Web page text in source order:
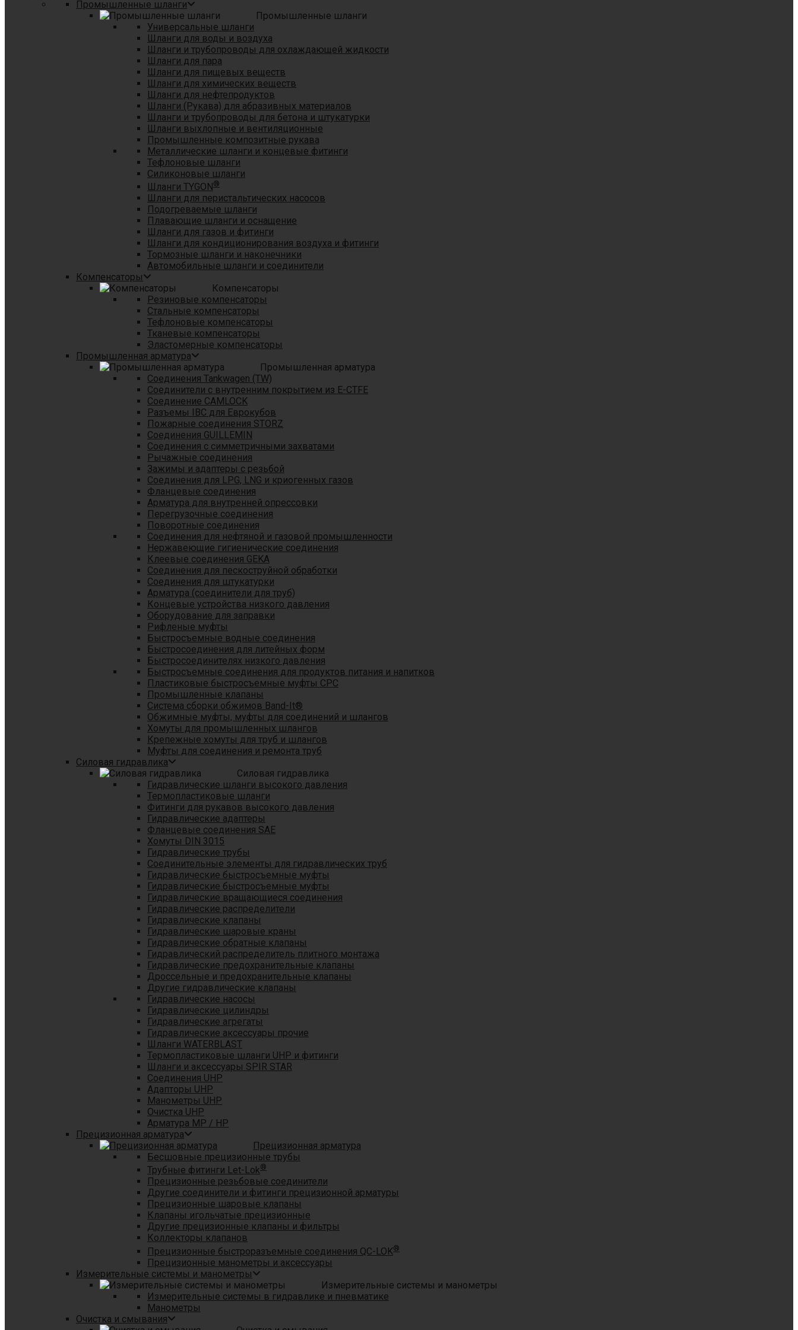
Промышленные шланги
Промышленные шланги
Универсальные шланги
Шланги для воды и воздуха
Шланги и трубопроводы для охлаждающей жидкости
Шланги для пара
Шланги для пищевых веществ
Шланги для химических веществ
Шланги для нефтепродуктов
Шланги (Рукава) для абразивных материалов
Шланги и трубопроводы для бетона и штукатурки
Шланги выхлопные и вентиляционные
Промышленные композитные рукава
Металлические шланги и концевые фитинги
Тефлоновые шланги
Силиконовые шланги
Шланги TYGON®
Шланги для перистальтических насосов
Подогреваемые шланги
Плавающие шланги и оснащение
Шланги для газов и фитинги
Шланги для кондиционирования воздуха и фитинги
Тормозные шланги и наконечники
Автомобильные шланги и соединители
Компенсаторы
Компенсаторы
Резиновые компенсаторы
Стальные компенсаторы
Тефлоновые компенсаторы
Тканевые компенсаторы
Эластомерные компенсаторы
Промышленная арматура
Промышленная арматура
Соединения Tankwagen (TW)
Соединители с внутренним покрытием из E-CTFE
Соединение CAMLOCK
Разъемы IBC для Еврокубов
Пожарные соединения STORZ
Соединения GUILLEMIN
Соединения с симметричными захватами
Рычажные соединения
Зажимы и адаптеры с резьбой
Соединения для LPG, LNG и криогенных газов
Фланцевые соединения
Арматура для внутренней опрессовки
Перегрузочные соединения
Поворотные соединения
Соединения для нефтяной и газовой промышленности
Нержавеющие гигиенические соединения
Клеевые соединения GEKA
Соединения для пескоструйной обработки
Cоединения для штукатурки
Арматура (соединители для труб)
Концевые устройства низкого давления
Оборудование для заправки
Рифленые муфты
Быстросъемные водные соединения
Быстросоединения для литейных форм
Быстросоединителях низкого давления
Быстросъемные соединения для продуктов питания и напитков
Пластиковые быстросъемные муфты CPC
Промышленные клапаны
Система сборки обжимов Band-It®
Обжимные муфты, муфты для соединений и шлангов
Хомуты для промышленных шлангов
Крепежные хомуты для труб и шлангов
Муфты для соединения и ремонта труб
Силовая гидравлика
Силовая гидравлика
Гидравлические шланги высокого давления
Термопластиковые шланги
Фитинги для рукавов высокого давления
Гидравлические адаптеры
Фланцевые соединения SAE
Хомуты DIN 3015
Гидравлические трубы
Соединительные элементы для гидравлических труб
Гидравлические быстросъемные муфты
Гидравлические быстросъемные муфты
Гидравлические вращающиеся соединения
Гидравлические распределители
Гидравлические клапаны
Гидравлические шаровые краны
Гидравлические обратные клапаны
Гидравлический распределитель плитного монтажа
Гидравлические предохранительные клапаны
Дроссельные и предохранительные клапаны
Другие гидравлические клапаны
Гидравлические насосы
Гидравлические цилиндры
Гидравлические агрегаты
Гидравлические аксессуары прочие
Шланги WATERBLAST
Термопластиковые шланги UHP и фитинги
Шланги и аксессуары SPIR STAR
Соединения UHP
Адапторы UHP
Манометры UHP
Очистка UHP
Арматура MP / HP
Прецизионная арматура
Прецизионная арматура
Бесшовные прецизионные трубы
Трубные фитинги Let-Lok®
Прецизионные резьбовые соединители
Другие соединители и фитинги прецизионной арматуры
Прецизионные шаровые клапаны
Клапаны игольчатые прецизионные
Другие прецизионные клапаны и фильтры
Коллекторы клапанов
Прецизионные быстроразъемные соединения QC-LOK®
Прецизионные манометры и аксессуары
Измерительные системы и манометры
Измерительные системы и манометры
Измерительные системы в гидравлике и пневматике
Манометры
Очистка и смывания